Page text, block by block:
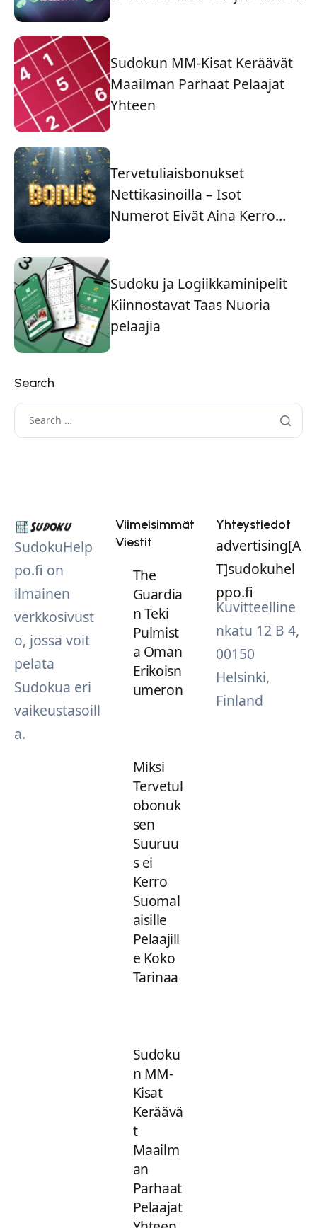
Sudokun MM-Kisat Keräävät
Maailman Parhaat Pelaajat
Yhteen
Tervetuliaisbonukset
Nettikasinoilla – Isot
Numerot Eivät Aina Kerro
Sudoku ja Logiikkaminipelit
Kiinnostavat Taas Nuoria
pelaajia
Search
SudokuHelp
po.fi on
ilmainen
verkkosivust
o, jossa voit
pelata
Sudokua eri
vaikeustasoill
a.
Viimeisimmät
Viestit
The
Guardia
n Teki
Pulmist
a Oman
Erikoisn
umeron
Miksi
Tervetul
obonuk
sen
Suuruu
s ei
Kerro
Suomal
aisille
Pelaajill
e Koko
Tarinaa
Sudoku
n MM-
Kisat
Keräävä
t
Maailm
an
Parhaat
Pelaajat
Yhteystiedot
advertising[A
T]sudokuhel
ppo.fi
Kuvitteelline
nkatu 12 B 4,
00150
Helsinki,
Finland